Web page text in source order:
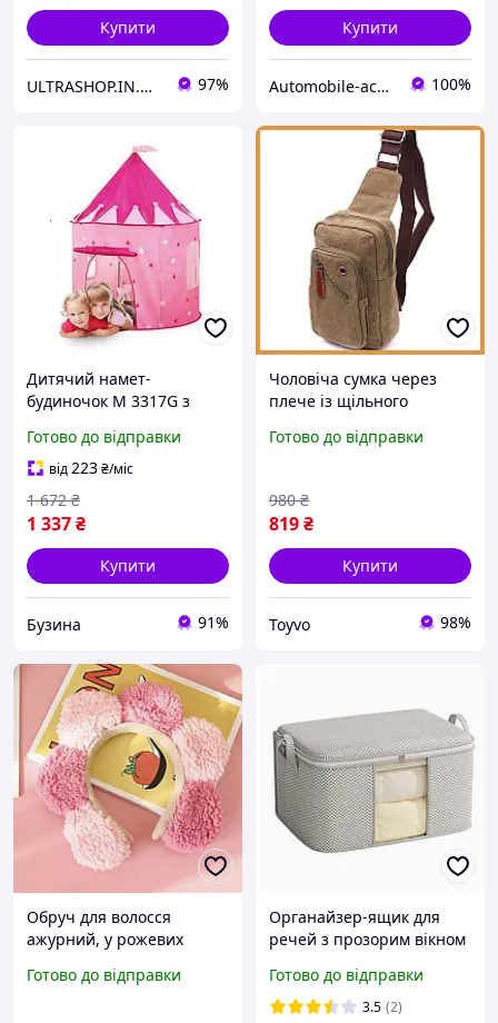
Купити
ULTRASHOP.IN.UA 🛒 Інтернет-магазин трендових гаджетів 97%
Купити
Automobile-accessories.com.ua 100%
Дитячий намет-
будиночок M 3317G з
Готово до відправки
від223₴/міс
1 337₴
1 672 ₴
Купити
Бузина 91%
Чоловіча сумка через
плече із щільного
оливкова для зберігання
кермом.
Готово до відправки
819₴
980 ₴
Купити
Toyvo 98%
Обруч для волосся
ажурний, у рожевих
Готово до відправки
Органайзер-ящик для
речей з прозорим вікном
речей у шафу Сіра
55*35*25
Готово до відправки
3.5 (2)